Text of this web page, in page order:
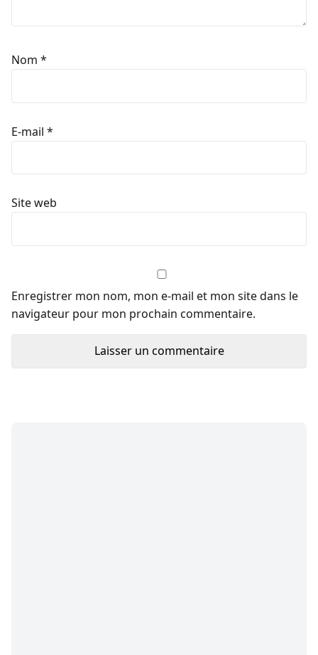
Nom *
E-mail *
Site web
Enregistrer mon nom, mon e-mail et mon site dans le
navigateur pour mon prochain commentaire.